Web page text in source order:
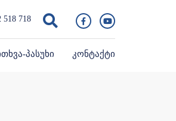
518 718
პასუხი კონტაქტი